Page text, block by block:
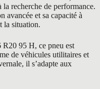
recherche de performance.
avancée et sa capacité à
la situation.
95 H, ce pneu est
de véhicules utilitaires et
il s’adapte aux